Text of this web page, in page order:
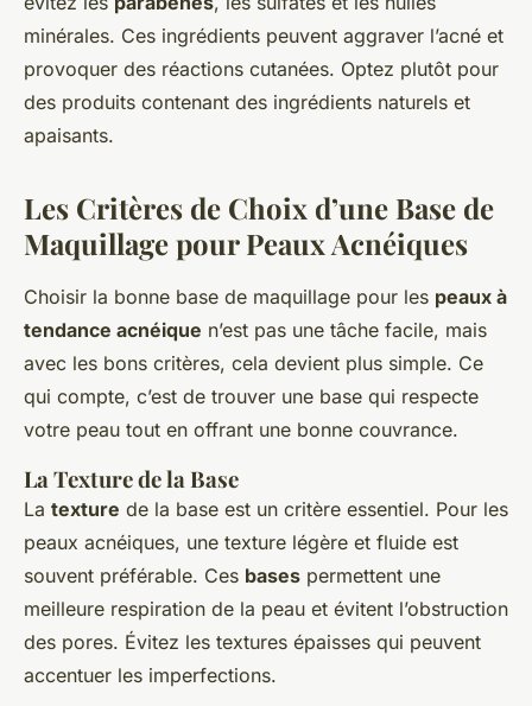
minérales. Ces ingrédients peuvent aggraver l’acné et
provoquer des réactions cutanées. Optez plutôt pour
des produits contenant des ingrédients naturels et
apaisants.
Les Critères de Choix d’une Base de
Maquillage pour Peaux Acnéiques
Choisir la bonne base de maquillage pour les peaux à
tendance acnéique n’est pas une tâche facile, mais
avec les bons critères, cela devient plus simple. Ce
qui compte, c’est de trouver une base qui respecte
votre peau tout en offrant une bonne couvrance.
La Texture de la Base
La texture de la base est un critère essentiel. Pour les
peaux acnéiques, une texture légère et fluide est
souvent préférable. Ces bases permettent une
meilleure respiration de la peau et évitent l’obstruction
des pores. Évitez les textures épaisses qui peuvent
accentuer les imperfections.